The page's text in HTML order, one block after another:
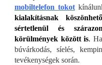
mobiltelefon tokot
kialakításnak
sértetlenül és
körülmények között is.
búvárkodás, síelés,
tevékenységek során.